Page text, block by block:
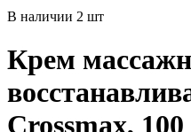
В наличии 2 шт
Крем
Crossmax,